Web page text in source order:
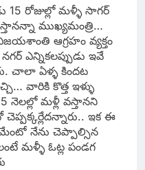
15 రోజుల్లో మళ్ళీ సాగర్
ముఖ్యమంత్రి…
ఆగ్రహం వ్యక్తం
ఎన్నికలప్పుడు ఇవే
చాలా ఏళ్ళ కిందట
వారికి కొత్త ఇళ్ళు
నెలల్లో మళ్లీ వస్తానని
ఇక ఈ
నేను చెప్పాల్సిన
మళ్ళీ ఓట్ల పండగ